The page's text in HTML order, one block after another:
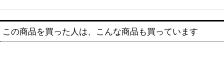
この商品を買った人は、こんな商品も買っています